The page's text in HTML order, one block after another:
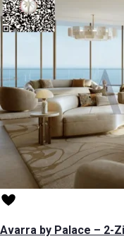
Avarra by Palace – 2-